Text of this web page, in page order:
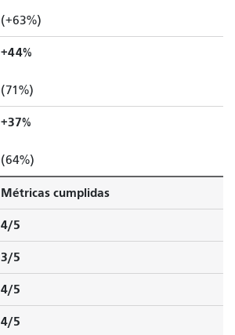
(+63%)
+44%
(71%)
+37%
(64%)
Métricas cumplidas
4/5
3/5
4/5
4/5